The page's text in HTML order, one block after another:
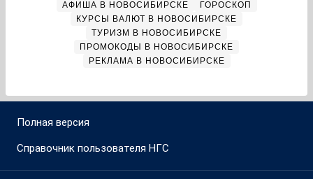
АФИША В НОВОСИБИРСКЕ
ГОРОСКОП
КУРСЫ ВАЛЮТ В НОВОСИБИРСКЕ
ТУРИЗМ В НОВОСИБИРСКЕ
ПРОМОКОДЫ В НОВОСИБИРСКЕ
РЕКЛАМА В НОВОСИБИРСКЕ
Полная версия
Справочник пользователя НГС